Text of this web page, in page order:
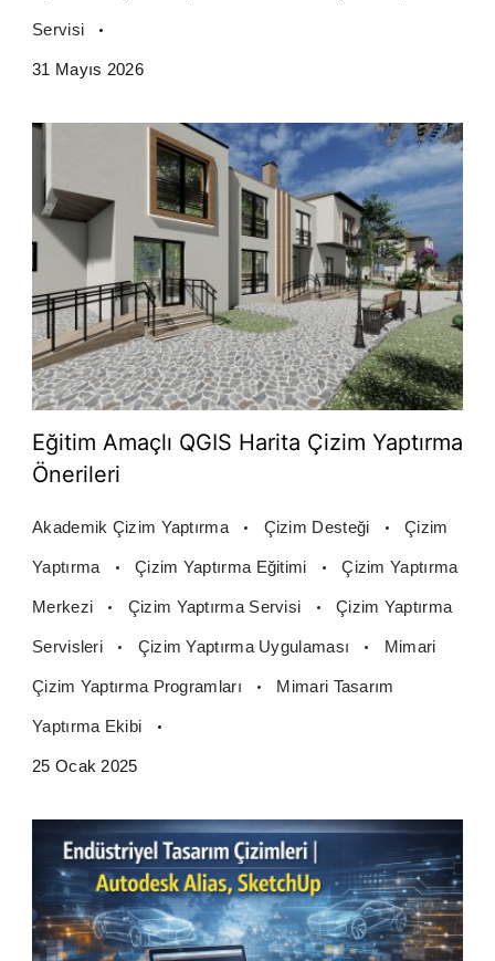
Servisi
31 Mayıs 2026
Eğitim Amaçlı QGIS Harita Çizim Yaptırma
Önerileri
Akademik Çizim Yaptırma Çizim Desteği Çizim
Yaptırma Çizim Yaptırma Eğitimi Çizim Yaptırma
Merkezi Çizim Yaptırma Servisi Çizim Yaptırma
Servisleri Çizim Yaptırma Uygulaması Mimari
Çizim Yaptırma Programları Mimari Tasarım
Yaptırma Ekibi
25 Ocak 2025